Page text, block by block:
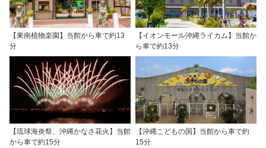
【東南植物楽園】当館から車で約13
分
【イオンモール沖縄ライカム】当館か
ら車で約13分
【琉球海炎祭、沖縄かなさ花火】当館
から車で約15分
【沖縄こどもの国】当館から車で約
15分